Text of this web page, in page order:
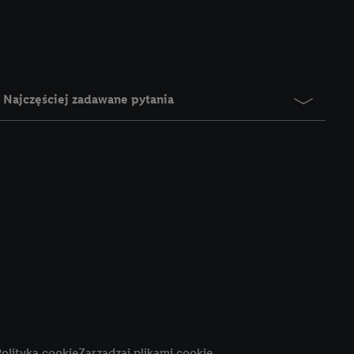
Najczęściej zadawane pytania
jednym z wyżej
możemy
rozpoznać
W tym celu
adres e-
adresu IP. Jeśli
użyciu adresu IP i
usług Lidl. W
Zgodę na
celów marketingu